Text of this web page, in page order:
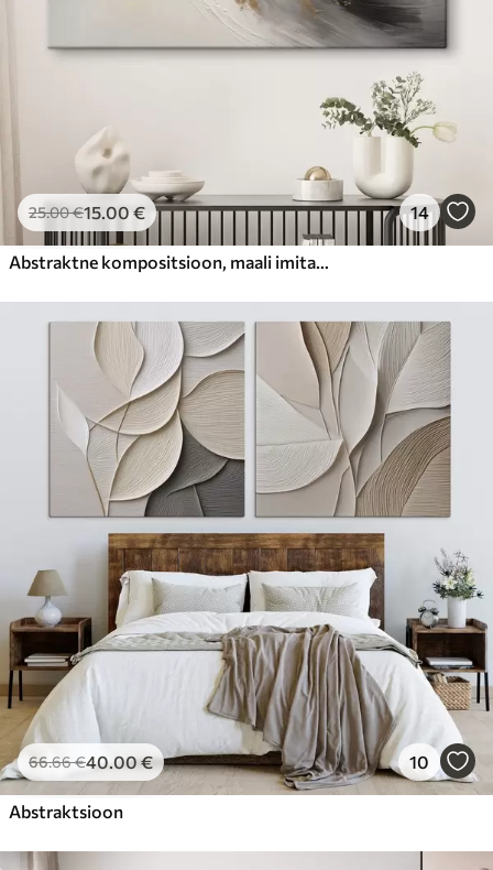
25.00€15.00 € 14
Abstraktne kompositsioon, maali imitatsioon
66.66€40.00€ 10
Abstraktsioon